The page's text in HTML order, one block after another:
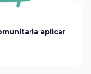
aplicar